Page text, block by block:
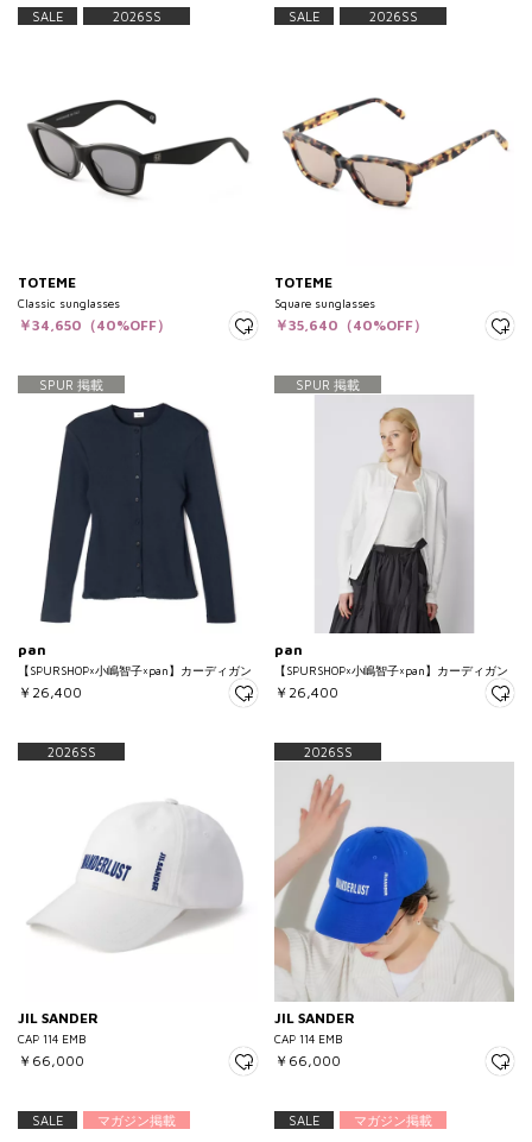
SALE 2026SS
TOTEME
Classic sunglasses
￥34,650（40%OFF）
SALE 2026SS
TOTEME
Square sunglasses
￥35,640（40%OFF）
SPUR 掲載
pan
【SPURSHOP×小嶋智子×pan】カーディガン
￥26,400
SPUR 掲載
pan
【SPURSHOP×小嶋智子×pan】カーディガン
￥26,400
2026SS
JIL SANDER
CAP 114 EMB
￥66,000
2026SS
JIL SANDER
CAP 114 EMB
￥66,000
SALE マガジン掲載 SALE マガジン掲載